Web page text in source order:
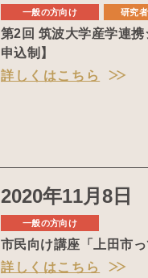
一般の方向け 研究
第2回 筑波大学産学連
申込制】
詳しくはこちら
2020年11月8日
一般の方向け
市民向け講座「上田市
詳しくはこちら